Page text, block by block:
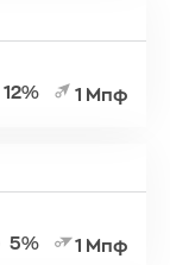
12% 1 Μπφ
5% 1 Μπφ